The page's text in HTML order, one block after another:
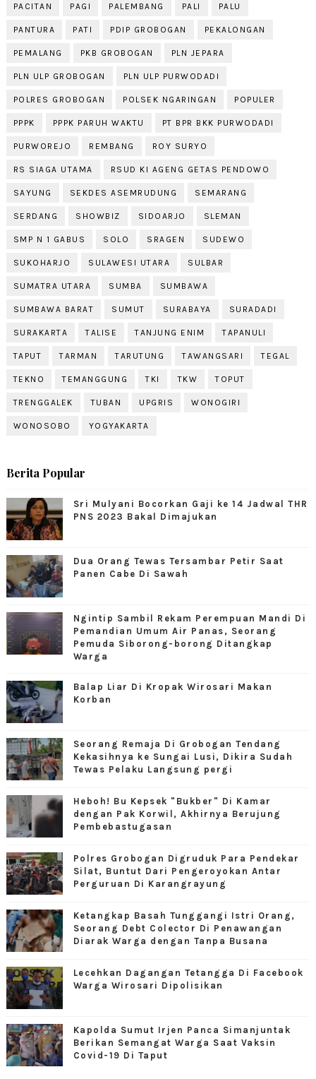
PACITAN PAGI PALEMBANG PALI PALU
PANTURA PATI PDIP GROBOGAN PEKALONGAN
PEMALANG PKB GROBOGAN PLN JEPARA
PLN ULP GROBOGAN PLN ULP PURWODADI
POLRES GROBOGAN POLSEK NGARINGAN POPULER
PPPK PPPK PARUH WAKTU PT BPR BKK PURWODADI
PURWOREJO REMBANG ROY SURYO
RS SIAGA UTAMA RSUD KI AGENG GETAS PENDOWO
SAYUNG SEKDES ASEMRUDUNG SEMARANG
SERDANG SHOWBIZ SIDOARJO SLEMAN
SMP N 1 GABUS SOLO SRAGEN SUDEWO
SUKOHARJO SULAWESI UTARA SULBAR
SUMATRA UTARA SUMBA SUMBAWA
SUMBAWA BARAT SUMUT SURABAYA SURADADI
SURAKARTA TALISE TANJUNG ENIM TAPANULI
TAPUT TARMAN TARUTUNG TAWANGSARI TEGAL
TEKNO TEMANGGUNG TKI TKW TOPUT
TRENGGALEK TUBAN UPGRIS WONOGIRI
WONOSOBO YOGYAKARTA
Berita Popular
Sri Mulyani Bocorkan Gaji ke 14 Jadwal THR
PNS 2023 Bakal Dimajukan
Dua Orang Tewas Tersambar Petir Saat
Panen Cabe Di Sawah
Ngintip Sambil Rekam Perempuan Mandi Di
Pemandian Umum Air Panas, Seorang
Pemuda Siborong-borong Ditangkap
Warga
Balap Liar Di Kropak Wirosari Makan
Korban
Seorang Remaja Di Grobogan Tendang
Kekasihnya ke Sungai Lusi, Dikira Sudah
Tewas Pelaku Langsung pergi
Heboh! Bu Kepsek "Bukber" Di Kamar
dengan Pak Korwil, Akhirnya Berujung
Pembebastugasan
Polres Grobogan Digruduk Para Pendekar
Silat, Buntut Dari Pengeroyokan Antar
Perguruan Di Karangrayung
Ketangkap Basah Tunggangi Istri Orang,
Seorang Debt Colector Di Penawangan
Diarak Warga dengan Tanpa Busana
Lecehkan Dagangan Tetangga Di Facebook
Warga Wirosari Dipolisikan
Kapolda Sumut Irjen Panca Simanjuntak
Berikan Semangat Warga Saat Vaksin
Covid-19 Di Taput